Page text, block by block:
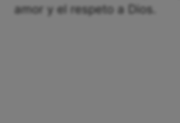
amor y el respeto a Dios.